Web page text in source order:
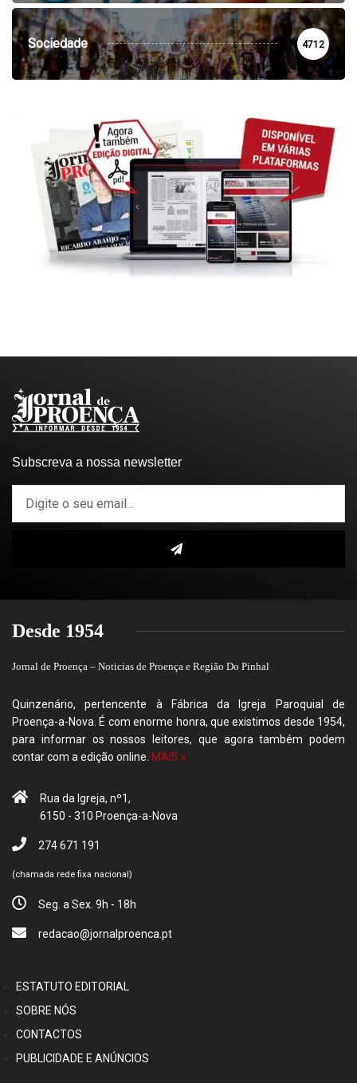
Sociedade 4712
Subscreva a nossa newsletter
Desde 1954
Jornal de Proença – Noticias de Proença e Região Do Pinhal
Quinzenário, pertencente à Fábrica da Igreja Paroquial de
Proença-a-Nova. É com enorme honra, que existimos desde 1954,
para informar os nossos leitores, que agora também podem
contar com a edição online. MAIS »
Rua da Igreja, nº1,
6150 - 310 Proença-a-Nova
274 671 191
(chamada rede fixa nacional)
Seg. a Sex. 9h - 18h
redacao@jornalproenca.pt
ESTATUTO EDITORIAL
SOBRE NÓS
CONTACTOS
PUBLICIDADE E ANÚNCIOS